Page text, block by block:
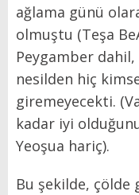
ağlama günü
olmuştu (Teşa
Peygamber
nesilden hiç
giremeyecekti.
kadar iyi
Yeoşua hariç).
Bu şekilde, çölde